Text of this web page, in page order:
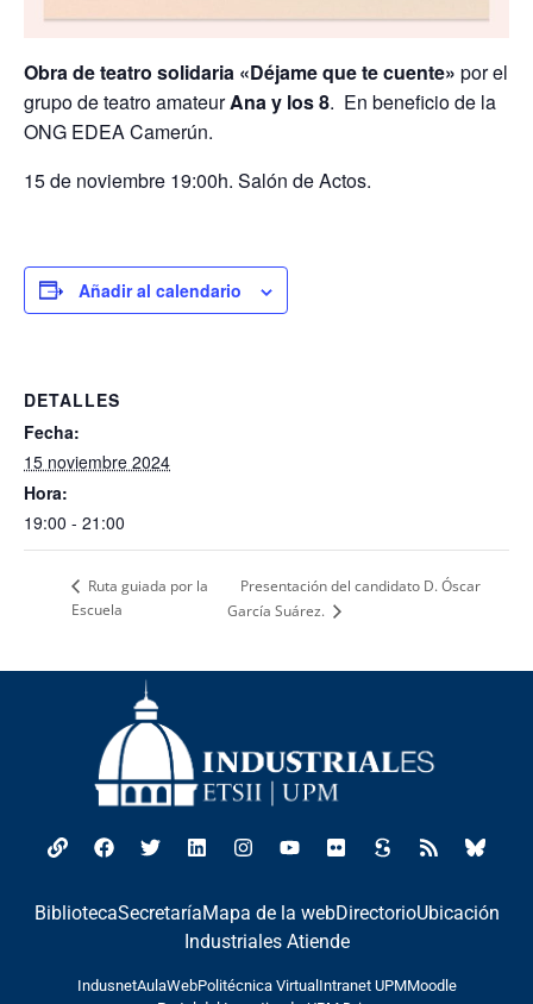
Obra de teatro solidaria «Déjame que te cuente» por el
grupo de teatro amateurAna y los 8. En beneficio de la
ONG EDEA Camerún.
15 de noviembre 19:00h. Salón de Actos.
Añadir al calendario
DETALLES
Fecha:
15 noviembre 2024
Hora:
19:00 - 21:00
Ruta guiada por la
Escuela
Presentación del candidato D. Óscar
García Suárez.
BibliotecaSecretaríaMapa de la webDirectorioUbicación
Industriales Atiende
IndusnetAulaWebPolitécnica Virtual Intranet UPMMoodle